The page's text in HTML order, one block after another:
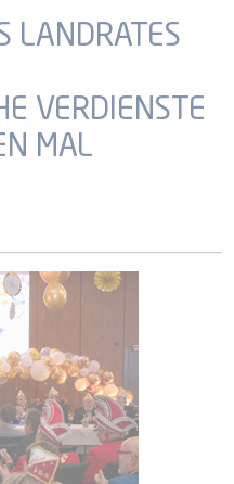
LANDRATES
VERDIENSTE
MAL